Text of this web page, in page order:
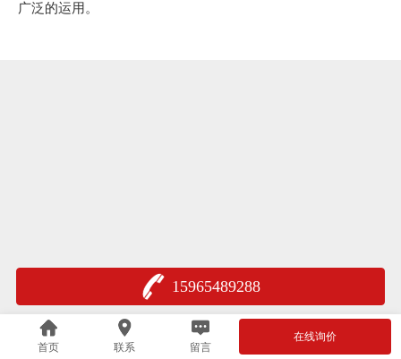
广泛的运用。
15965489288
首页 联系 留言
在线询价